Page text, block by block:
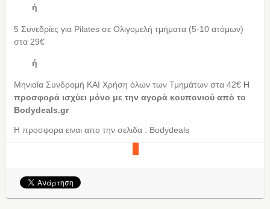
ή
5 Συνεδρίες για Pilates σε Ολιγομελή τμήματα (5-10 ατόμων)
στα 29€
ή
Μηνιαία Συνδρομή ΚΑΙ Χρήση όλων των Τμημάτων στα 42€ Η
προσφορά ισχύει μόνο με την αγορά κουπονιού από τo
Bodydeals.gr
Η προσφορα ειναι απο την σελιδα : Bodydeals